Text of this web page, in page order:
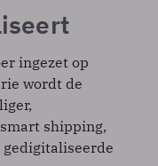
ingezet op
wordt de
shipping,
gedigitaliseerde